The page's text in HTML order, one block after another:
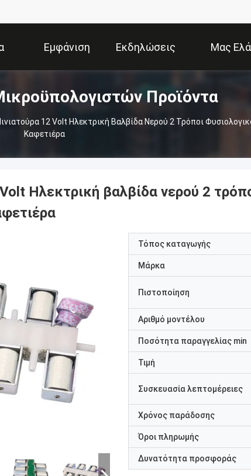
Εμφάνιση
VR
Εκδηλώσεις Μας
Προϊόντα
12 Volt Ηλεκτρική Βαλβίδα Νερού 2 Τρόποι
Καφετιέρα
Ηλεκτρική βαλβίδα νερού 2
Τόπος καταγωγής
Μάρκα
Πιστοποίηση
Αριθμό μοντέλου
Ποσότητα παραγγελίας min
Τιμή
Συσκευασία λεπτομέρειες
Χρόνος παράδοσης
Όροι πληρωμής
Δυνατότητα προσφοράς